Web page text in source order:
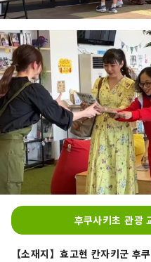
후쿠사키초 관광
【소재지】효고현 칸자키군 후